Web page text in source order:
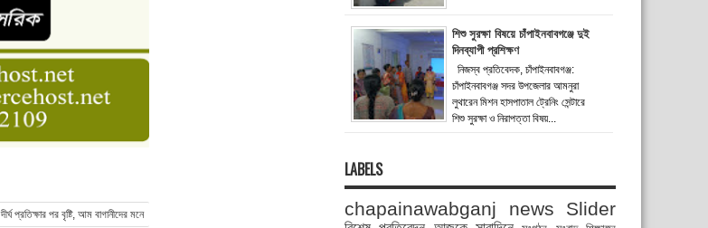
দীর্ঘ প্রতিক্ষার পর বৃষ্টি, আম বাগানীদের মনে
শিশু সুরক্ষা বিষয়ে চাঁপাইনবাবগঞ্জে দুই
দিনব্যাপী প্রশিক্ষণ
নিজস্ব প্রতিবেদক, চাঁপাইনবাবগঞ্জ:
চাঁপাইনবাবগঞ্জ সদর উপজেলার আমনুরা
লুথারেন মিশন হাসপাতাল ট্রেনিং সেন্টারে
শিশু সুরক্ষা ও নিরাপত্তা বিষয়...
LABELS
chapainawabganj news Slider